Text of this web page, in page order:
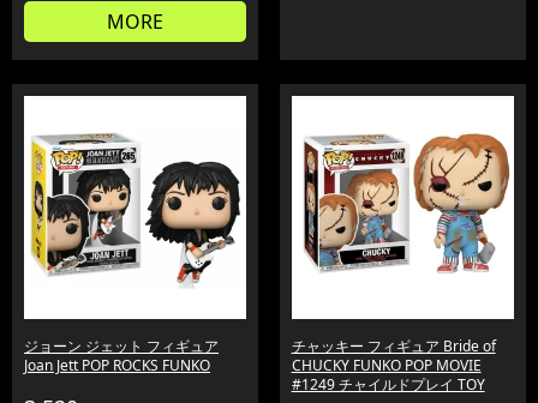
MORE
ジョーン ジェット フィギュア
Joan Jett POP ROCKS FUNKO
チャッキー フィギュア Bride of
CHUCKY FUNKO POP MOVIE
#1249 チャイルドプレイ TOY